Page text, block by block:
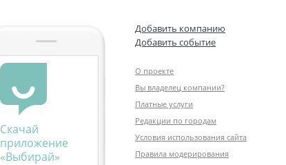
Скачай
приложение
«Выбирай»
Добавить компанию
Добавить событие
О проекте
Вы владелец компании?
Платные услуги
Редакции по городам
Условия использования сайта
Правила модерирования